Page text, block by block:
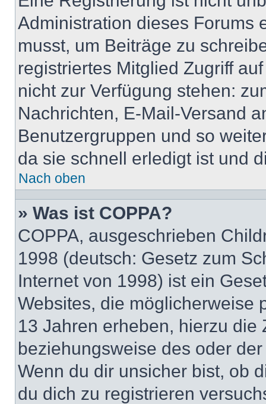
Administration dieses Forums
musst, um Beiträge zu
registriertes Mitglied Zugriff
nicht zur Verfügung stehen:
Nachrichten, E-Mail-Versand
Benutzergruppen und so
da sie schnell erledigt ist und
Nach oben
» Was ist COPPA?
COPPA, ausgeschrieben
1998 (deutsch: Gesetz zum
Internet von 1998) ist ein
Websites, die möglicherweise
13 Jahren erheben, hierzu die
beziehungsweise des oder
Wenn du dir unsicher bist, ob
du dich zu registrieren